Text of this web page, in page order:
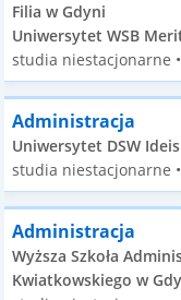
Filia w Gdyni
Uniwersytet WSB
studia niestacjonarne
Administracja
Uniwersytet DSW
studia niestacjonarne
Administracja
Wyższa Szkoła
Kwiatkowskiego w